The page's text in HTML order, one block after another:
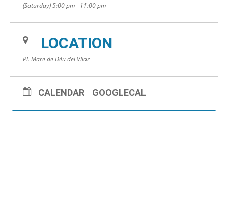
(Saturday) 5:00 pm - 11:00 pm
LOCATION
Pl. Mare de Déu del Vilar
CALENDAR GOOGLECAL